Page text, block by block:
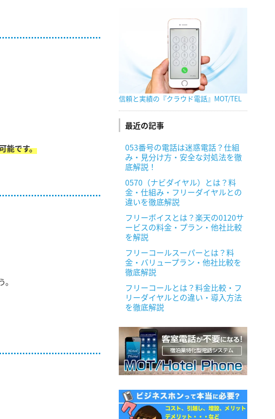
能です。
信頼と実績の『クラウド電話』MOT/TEL
最近の記事
053番号の電話は迷惑電話？仕組
み・見分け方・安全な対処法を徹
底解説！
0570（ナビダイヤル）とは？料
金・仕組み・フリーダイヤルとの
違いを徹底解説
フリーボイスとは？楽天の0120サ
ービスの料金・プラン・他社比較
を解説
フリーコールスーパーとは？料
金・バリュープラン・他社比較を
徹底解説
フリーコールとは？料金比較・フ
リーダイヤルとの違い・導入方法
を徹底解説